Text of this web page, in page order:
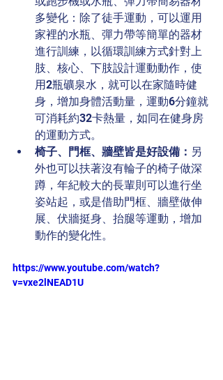
多變化：除了徒手運動，可以運用
家裡的水瓶、彈力帶等簡單的器材
進行訓練，以循環訓練方式針對上
肢、核心、下肢設計運動動作，使
用2瓶礦泉水，就可以在家隨時健
身，增加身體活動量，運動6分鐘就
可消耗約32卡熱量，如同在健身房
的運動方式。
椅子、門框、牆壁皆是好設備： 另
外也可以扶著沒有輪子的椅子做深
蹲，年紀較大的長輩則可以進行坐
姿站起，或是借助門框、牆壁做伸
展、伏牆挺身、抬腿等運動，增加
動作的變化性。
https://www.youtube.com/watch?
v=vxe2lNEAD1U